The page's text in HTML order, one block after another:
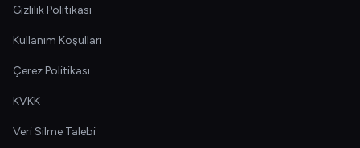
Gizlilik Politikası
Kullanım Koşulları
Çerez Politikası
KVKK
Veri Silme Talebi